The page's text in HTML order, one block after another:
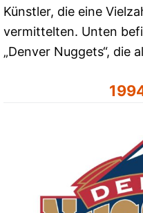
Künstler, die eine
vermittelten. Unten
„Denver Nuggets“, die